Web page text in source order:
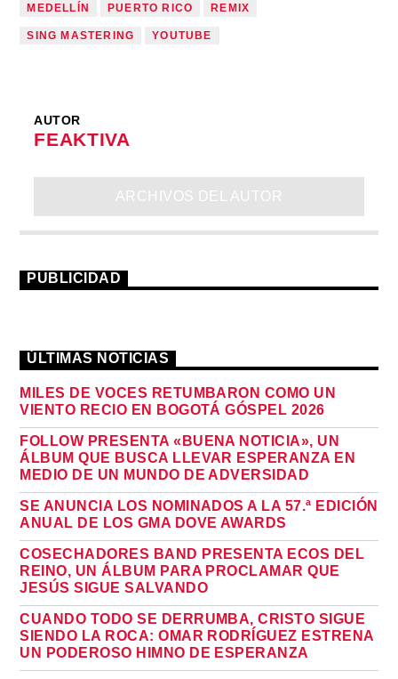
MEDELLÍN PUERTO RICO REMIX
SING MASTERING YOUTUBE
AUTOR
FEAKTIVA
ARCHIVOS DEL AUTOR
PUBLICIDAD
ÚLTIMAS NOTICIAS
MILES DE VOCES RETUMBARON COMO UN
VIENTO RECIO EN BOGOTÁ GÓSPEL 2026
FOLLOW PRESENTA «BUENA NOTICIA», UN
ÁLBUM QUE BUSCA LLEVAR ESPERANZA EN
MEDIO DE UN MUNDO DE ADVERSIDAD
SE ANUNCIA LOS NOMINADOS A LA 57.ª EDICIÓN
ANUAL DE LOS GMA DOVE AWARDS
COSECHADORES BAND PRESENTA ECOS DEL
REINO, UN ÁLBUM PARA PROCLAMAR QUE
JESÚS SIGUE SALVANDO
CUANDO TODO SE DERRUMBA, CRISTO SIGUE
SIENDO LA ROCA: OMAR RODRÍGUEZ ESTRENA
UN PODEROSO HIMNO DE ESPERANZA